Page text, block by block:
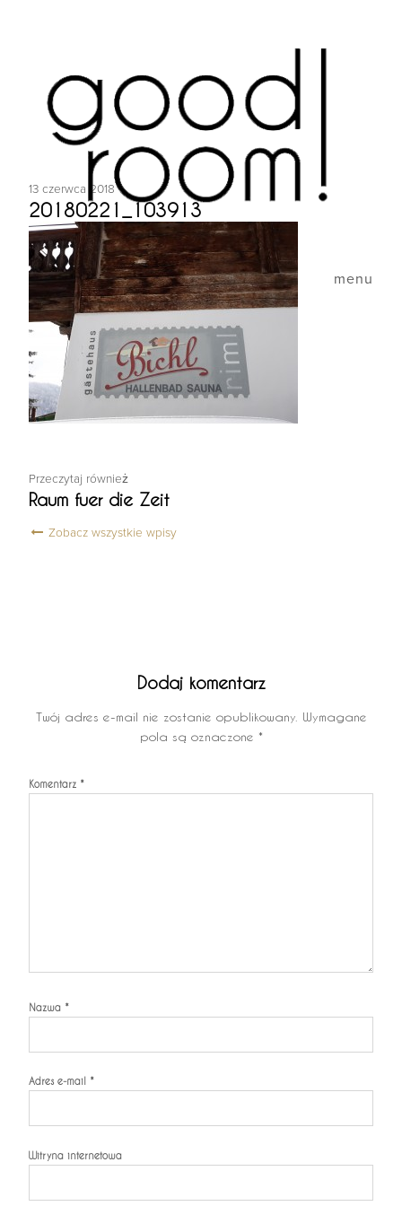
menu
13 czerwca 2018
20180221_103913
Przeczytaj również
Raum fuer die Zeit
Zobacz wszystkie wpisy
Dodaj komentarz
Twój adres e-mail nie zostanie opublikowany. Wymagane
pola są oznaczone *
Komentarz *
Nazwa *
Adres e-mail *
Witryna internetowa